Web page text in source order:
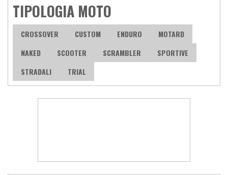
TIPOLOGIA MOTO
CROSSOVER CUSTOM ENDURO
MOTARD
NAKED
SCOOTER SCRAMBLER
SPORTIVE
STRADALI
TRIAL